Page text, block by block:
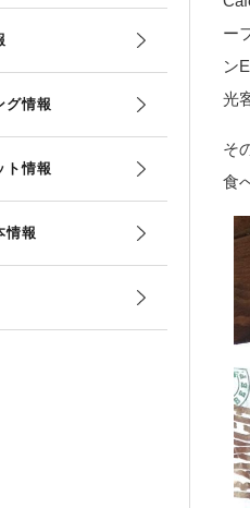
ー
ン
光
そ
食
グ情報
ト情報
情報